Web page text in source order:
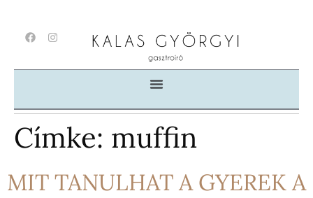
Címke: muffin
MIT TANULHAT A GYEREK A